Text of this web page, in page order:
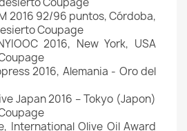
2016 92/96 puntos, Córdoba,
Coupage
2016, New York, USA
2016, Alemania - Oro del
Japan 2016 – Tokyo (Japon)
International Olive Oil Award